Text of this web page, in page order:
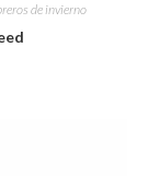
de invierno